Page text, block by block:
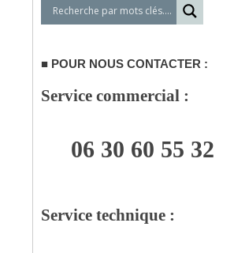
POUR NOUS CONTACTER :
Service commercial :
06 30 60 55 32
Service technique :